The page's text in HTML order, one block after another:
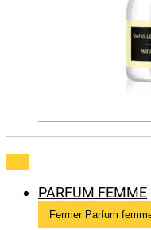
PARFUM FEMME
Fermer Parfum